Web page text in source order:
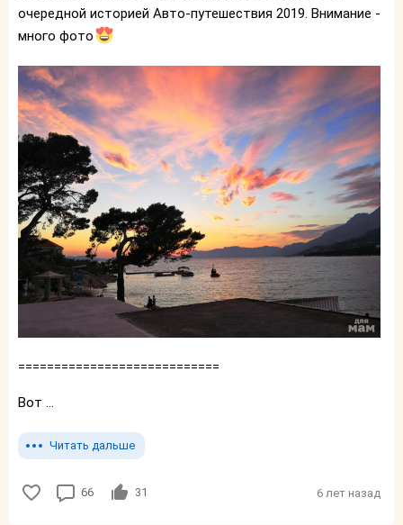
очередной историей Авто-путешествия 2019. Внимание -
много фото
============================
Вот ...
Читать дальше
66 31 6 лет назад